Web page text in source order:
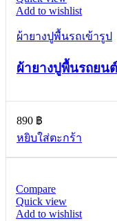
Add to wishlist
ผ้ายางปูพื้นรถเข้ารูป
ผ้ายางปูพื้นรถยน
890 ฿
หยิบใส่ตะกร้า
Compare
Quick view
Add to wishlist